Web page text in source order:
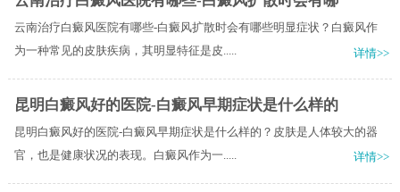
云南治疗白癜风医院有哪些-白癜风扩散时会有哪些明显症状？白癜风作
为一种常见的皮肤疾病，其明显特征是皮.....
详情>>
昆明白癜风好的医院-白癜风早期症状是什么样的
昆明白癜风好的医院-白癜风早期症状是什么样的？皮肤是人体较大的器
官，也是健康状况的表现。白癜风作为一.....
详情>>